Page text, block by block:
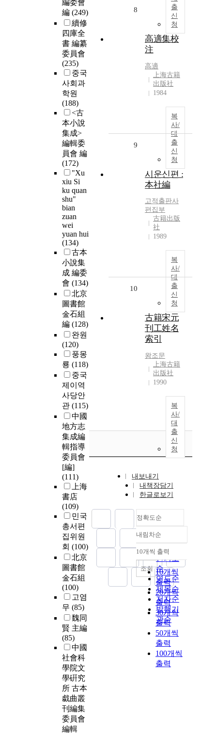
編委會
編 (249)
續修
四庫全
書 編纂
委員會
(235)
중국
사회과
학원
(188)
<古
本小說
集成>
編輯委
員會 編
(172)
"Xu
xiu Si
ku quan
shu"
bian
zuan
wei
yuan hui
(134)
古本
小說集
成 編委
會 (134)
北京
圖書館
金石組
編 (128)
완원
(120)
풍몽
룡 (118)
중국
제이역
사당안
관 (115)
中國
地方志
集成編
輯指導
委員會
[編]
(111)
上海
書店
(109)
민국
총서편
집위원
회 (100)
北京
圖書館
金石組
(100)
고염
무 (85)
魏同
賢 主編
(85)
中國
社會科
學院文
學硏究
所 古本
戱曲叢
刊編集
委員會
編輯
출
신
청
8
高適集校
注
高適
上海古籍
出版社
1984
복
사/
대
출
신
청
9
시운신편 :
本社編
고적출판사
편집부
古籍出版
社
1989
복
사/
대
출
신
청
10
古籍宋元
刊工姓名
索引
왕조문
上海古籍
出版社
1990
복
사/
대
출
신
청
내보내기
내책장담기
한글로보기
정확도순
정확도
순
인기도
순
연도순
제목순
저자순
발행기
관순
내림차순
내림차순
10개씩 출력
10개씩
출력
20개씩
출력
30개씩
출력
50개씩
출력
100개씩
출력
조회